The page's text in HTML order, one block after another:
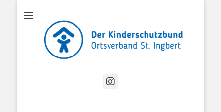
OV St. Ingbert
Instagram